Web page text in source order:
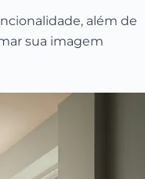
além de
sua imagem